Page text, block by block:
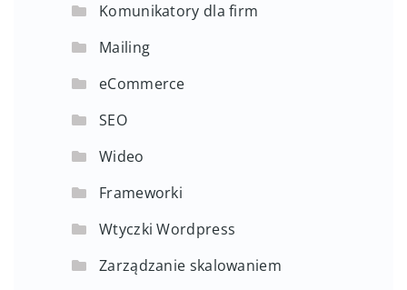
Komunikatory dla firm
Mailing
eCommerce
SEO
Wideo
Frameworki
Wtyczki Wordpress
Zarządzanie skalowaniem